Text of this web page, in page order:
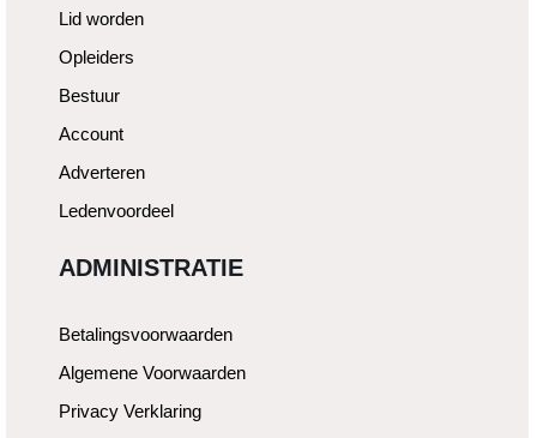
Lid worden
Opleiders
Bestuur
Account
Adverteren
Ledenvoordeel
ADMINISTRATIE
Betalingsvoorwaarden
Algemene Voorwaarden
Privacy Verklaring